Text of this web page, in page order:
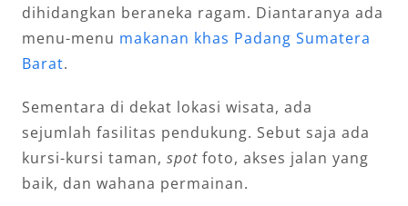
dihidangkan beraneka ragam. Diantaranya ada
menu-menu makanan khas Padang Sumatera
Barat.
Sementara di dekat lokasi wisata, ada
sejumlah fasilitas pendukung. Sebut saja ada
kursi-kursi taman, spot foto, akses jalan yang
baik, dan wahana permainan.